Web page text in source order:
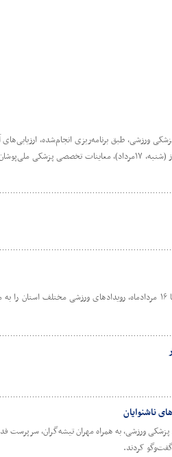
ورزشی، طبق برنامه‌ریزی انجام‌شده،
ملی‌پوشان را به‌صورت مرحله‌ای در دستور کار قرار داده است.بر همین اساس صبح امروز (شنبه،
ناشنوایان
ورزشی، به همراه مهران تیشه‌گران، سرپرست
گفت‌وگو کردند.